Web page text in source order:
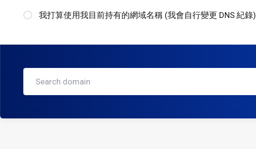
我打算使用我目前持有的網域名稱 (我會自行變更 DNS 紀錄)